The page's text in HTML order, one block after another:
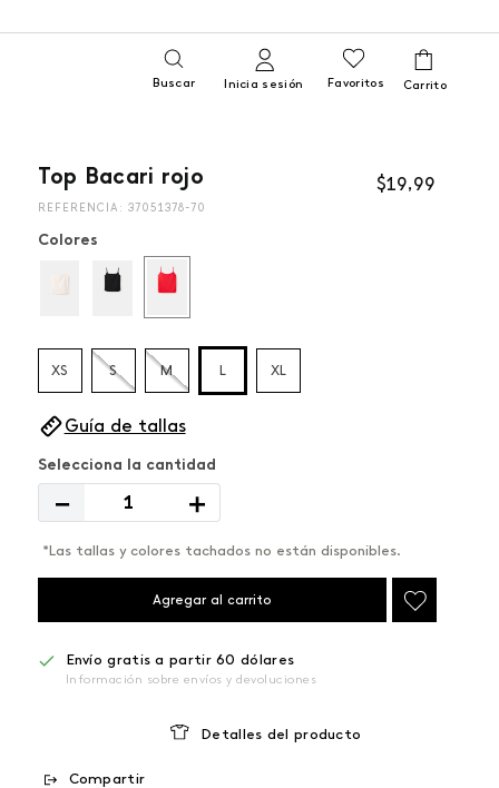
Buscar Inicia sesión Favoritos
Top Bacari rojo $19,99
REFERENCIA : 37051378-70
Colores
XS S M L XL
Guía de tallas
＋
－
*Las tallas y colores tachados no están disponibles.
Agregar al carrito
Envío gratis a partir 60 dólares
Información sobre envíos y devoluciones
Detalles del producto
Compartir